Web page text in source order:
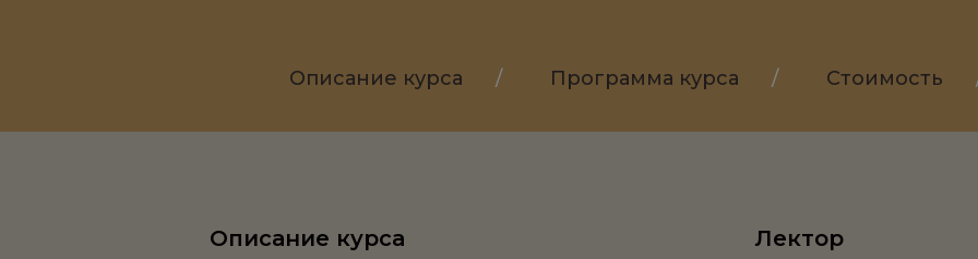
Описание курса / Программа курса / Стоимость
Описание курса Лектор